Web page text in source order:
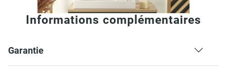
Informations complémentaires
Garantie